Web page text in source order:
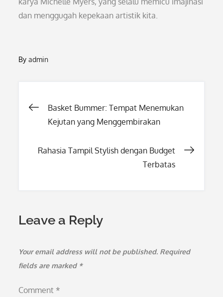
dan menggugah kepekaan artistik kita.
Byadmin
Post
Basket Bummer: Tempat Menemukan
Kejutan yang Menggembirakan
Rahasia Tampil Stylish dengan Budget
Terbatas
Leave a Reply
Your email address will not be published. Required
fields are marked *
Comment *